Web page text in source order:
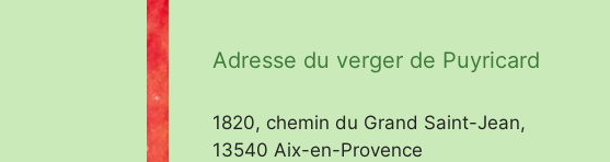
Adresse du verger de Puyricard
1820, chemin du Grand Saint-Jean,
13540 Aix-en-Provence